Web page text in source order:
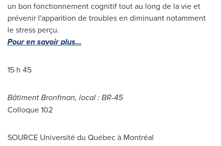
un bon fonctionnement cognitif tout au long de la vie et
prévenir l'apparition de troubles en diminuant notamment
le stress perçu.
Pour en savoir plus...
15 h 45
Bâtiment Bronfman, local : BR-45
Colloque 102
SOURCE Université du Québec à Montréal